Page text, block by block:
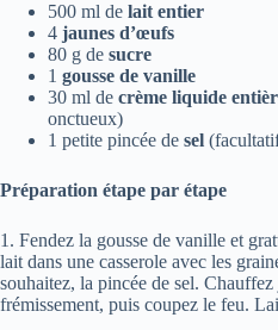
500 ml de lait entier
4 jaunes d’œufs
80 g de sucre
1 gousse de vanille
30 ml de crème liquide
onctueux)
1 petite pincée de sel
Préparation étape par étape
1. Fendez la gousse de vanille et
lait dans une casserole avec les
souhaitez, la pincée de sel. Chauffez
frémissement, puis coupez le feu.